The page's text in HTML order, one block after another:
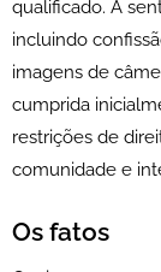
qualificado. A
incluindo
imagens de
cumprida
restrições de
comunidade e
Os fatos